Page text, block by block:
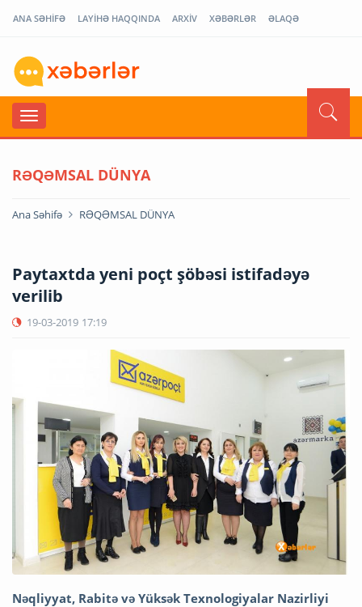
ANA SƏHİFƏ LAYİHƏ HAQQINDA ARXİV XƏBƏRLƏR ƏLAQƏ
RƏQƏMSAL DÜNYA
Ana Səhifə RƏQƏMSAL DÜNYA
Paytaxtda yeni poçt şöbəsi istifadəyə
verilib
19-03-2019 17:19
Nəqliyyat, Rabitə və Yüksək Texnologiyalar Nazirliyi